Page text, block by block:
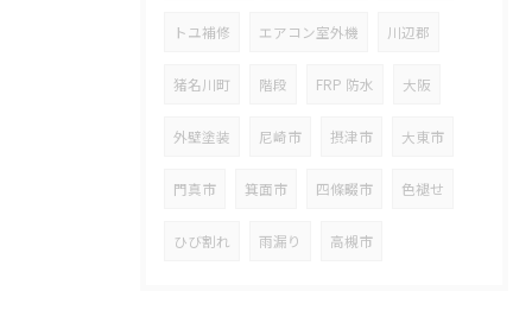
トユ補修 エアコン室外機 川辺郡
猪名川町 階段 FRP 防水 大阪
外壁塗装 尼崎市 摂津市 大東市
門真市 箕面市 四條畷市 色褪せ
ひび割れ 雨漏り 高槻市